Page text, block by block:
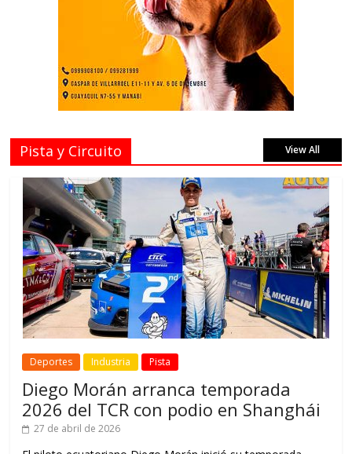
Pista y Circuito View All
Deportes Industria Pista
Diego Morán arranca temporada
2026 del TCR con podio en Shanghái
27 de abril de 2026